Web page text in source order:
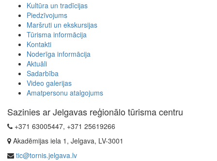
Kultūra un tradīcijas
Piedzīvojums
Maršruti un ekskursijas
Tūrisma informācija
Kontakti
Noderīga informācija
Aktuāli
Sadarbība
Video galerijas
Amatpersonu atalgojums
Sazinies ar Jelgavas reģionālo tūrisma centru
+371 63005447, +371 25619266
Akadēmijas iela 1, Jelgava, LV-3001
tic@tornis.jelgava.lv